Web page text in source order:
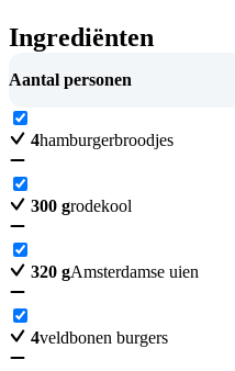
Ingrediënten
Aantal personen
4hamburgerbroodjes
300 grodekool
320 gAmsterdamse uien
4veldbonen burgers